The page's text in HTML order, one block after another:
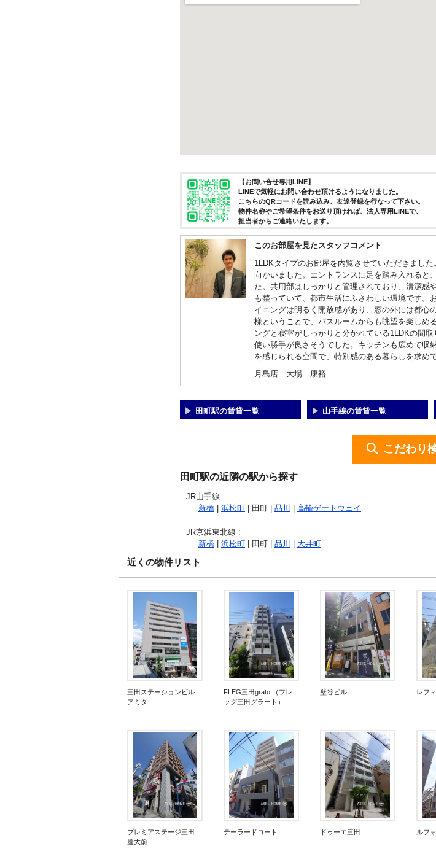
【お問い合せ専用LINE】
LINEで気軽にお問い合わせ頂けるようになりました。
こちらのQRコードを読み込み、友達登録を行なって下さい。
物件名称やご希望条件をお送り頂ければ、法人専用LINEで、
担当者からご連絡いたします。
このお部屋を見たスタッフコメント
1LDKタイプのお部屋を内覧させていただきまし
向かいました。エントランスに足を踏み入れると
た。共用部はしっかりと管理されており、清潔感
も整っていて、都市生活にふさわしい環境です
イニングは明るく開放感があり、窓の外には都心
様ということで、バスルームからも眺望を楽しめ
ングと寝室がしっかりと分かれている1LDKの間
使い勝手が良さそうでした。キッチンも広めで収
を感じられる空間で、特別感のある暮らしを求め
月島店 大場 康裕
田町駅の賃貸一覧 山手線の賃貸一覧
こだわり
田町駅の近隣の駅から探す
JR山手線 :
新橋
浜松町 | 田町 | 品川 高輪ゲートウェイ
JR京浜東北線 :
新橋
浜松町 | 田町 | 品川 大井町
近くの物件リスト
三田ステーションビル
アミタ
FLEG三田grato （フレ
ッグ三田グラート）
壁谷ビル レフ
プレミアステージ三田
慶大前
テーラードコート ドゥーエ三田 ルフ